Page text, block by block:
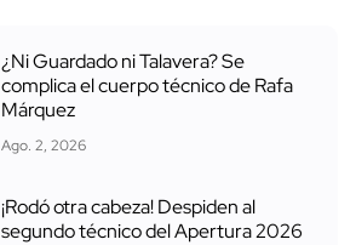
¿Ni Guardado ni Talavera? Se
complica el cuerpo técnico de Rafa
Márquez
Ago. 2, 2026
¡Rodó otra cabeza! Despiden al
segundo técnico del Apertura 2026